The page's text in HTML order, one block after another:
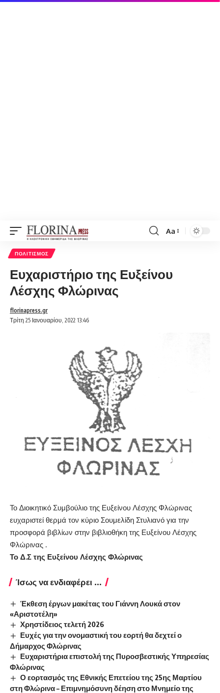
Font
Aa
ΠΟΛΙΤΙΣΜΌΣ
Ευχαριστήριο της Ευξείνου
Λέσχης Φλώρινας
Τρίτη 25 Ιανουαρίου, 2022 13:46
florinapress.gr
Το Διοικητικό Συμβούλιο της Ευξείνου Λέσχης Φλώρινας
ευχαριστεί θερμά τον κύριο Σουμελίδη Στυλιανό για την
προσφορά βιβλίων στην βιβλιοθήκη της Ευξείνου Λέσχης
Φλώρινας .
Το Δ.Σ της Ευξείνου Λέσχης Φλώρινας
Ίσως να ενδιαφέρει ...
Έκθεση έργων μακέτας του Γιάννη Λουκά στον
«Αριστοτέλη»
Χρηστίδειος τελετή 2026
Ευχές για την ονομαστική του εορτή θα δεχτεί ο
Δήμαρχος Φλώρινας
Ευχαριστήρια επιστολή της Πυροσβεστικής Υπηρεσίας
Φλώρινας
Ο εορτασμός της Εθνικής Επετείου της 25ης Μαρτίου
στη Φλώρινα – Επιμνημόσυνη δέηση στο Μνημείο της